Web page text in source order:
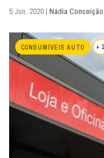
5 Jun. 2020 | Nádia Conceição
CONSUMÍVEIS AUTO + 1